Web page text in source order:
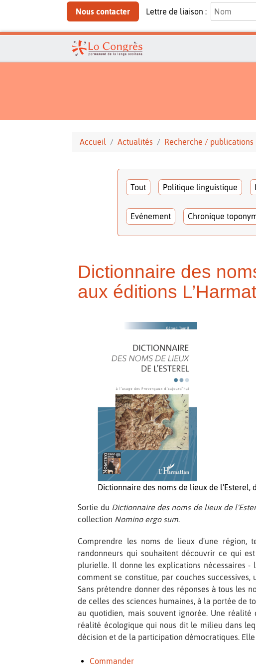
Nous contacter Lettre de liaison :
Accueil Actualités Recherche / publications
Tout Politique linguistique
Evénement Chronique
Dictionnaire des
aux éditions
Dictionnaire des noms de lieux de l'Esterel,
Sortie du Dictionnaire des noms de lieux de
collection Nomino ergo sum
Comprendre les noms de lieux d'une région,
randonneurs qui souhaitent découvrir ce qui
plurielle. Il donne les explications nécessaires
comment se constitue, par couches
Sans prétendre donner des réponses à tous les
de celles des sciences humaines, à la portée de
au quotidien, mais souvent ignorée. Une
réalité écologique qui nous dit le milieu dans
décision et de la participation démocratiques.
Commander